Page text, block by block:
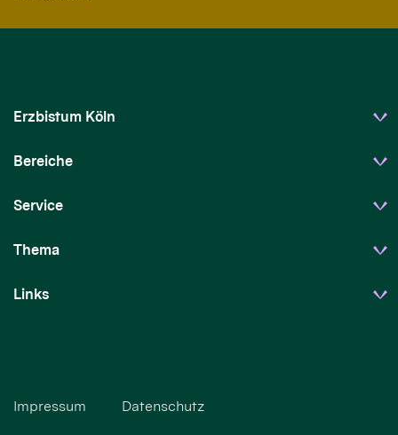
Erzbistum Köln
Bereiche
Service
Thema
Links
Impressum Datenschutz